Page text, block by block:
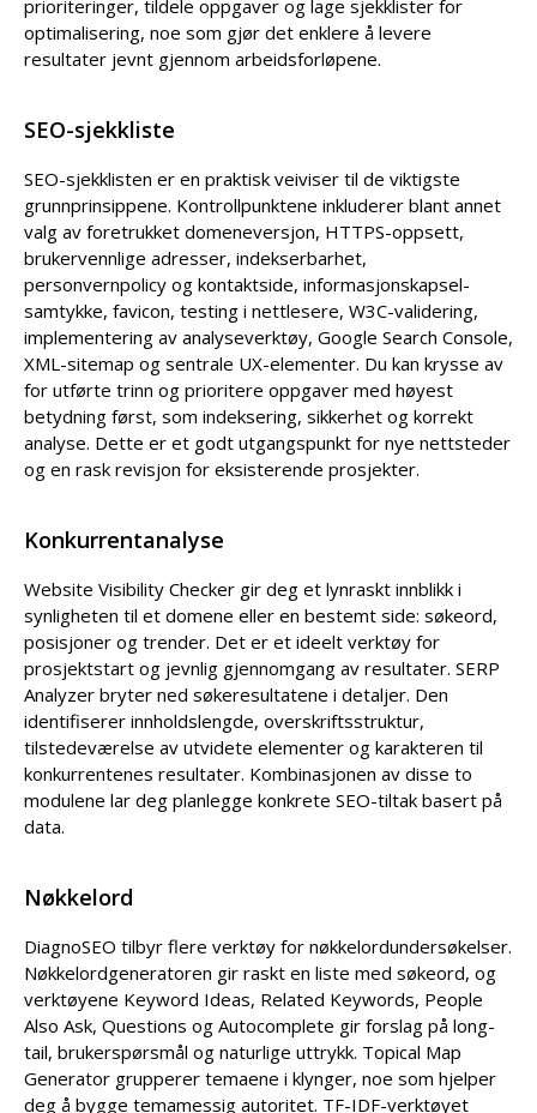
prioriteringer, tildele oppgaver og lage sjekklister for
optimalisering, noe som gjør det enklere å levere
resultater jevnt gjennom arbeidsforløpene.
SEO-sjekkliste
SEO-sjekklisten er en praktisk veiviser til de viktigste
grunnprinsippene. Kontrollpunktene inkluderer blant annet
valg av foretrukket domeneversjon, HTTPS-oppsett,
brukervennlige adresser, indekserbarhet,
personvernpolicy og kontaktside, informasjonskapsel­
samtykke, favicon, testing i nettlesere, W3C-validering,
implementering av analyseverktøy, Google Search Console,
XML-sitemap og sentrale UX-elementer. Du kan krysse av
for utførte trinn og prioritere oppgaver med høyest
betydning først, som indeksering, sikkerhet og korrekt
analyse. Dette er et godt utgangspunkt for nye nettsteder
og en rask revisjon for eksisterende prosjekter.
Konkurrentanalyse
Website Visibility Checker gir deg et lynraskt innblikk i
synligheten til et domene eller en bestemt side: søkeord,
posisjoner og trender. Det er et ideelt verktøy for
prosjektstart og jevnlig gjennomgang av resultater. SERP
Analyzer bryter ned søkeresultatene i detaljer. Den
identifiserer innholdslengde, overskriftsstruktur,
tilstedeværelse av utvidete elementer og karakteren til
konkurrentenes resultater. Kombinasjonen av disse to
modulene lar deg planlegge konkrete SEO-tiltak basert på
data.
Nøkkelord
DiagnoSEO tilbyr flere verktøy for nøkkelordundersøkelser.
Nøkkelordgeneratoren gir raskt en liste med søkeord, og
verktøyene Keyword Ideas, Related Keywords, People
Also Ask, Questions og Autocomplete gir forslag på long-
tail, brukerspørsmål og naturlige uttrykk. Topical Map
Generator grupperer temaene i klynger, noe som hjelper
deg å bygge temamessig autoritet. TF-IDF-verktøyet